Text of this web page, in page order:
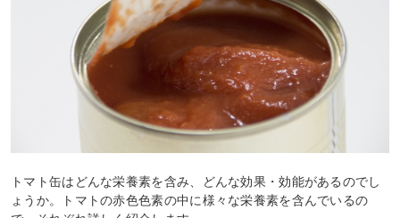
トマト缶はどんな栄養素を含み、どんな効果・効能があるのでし
ょうか。トマトの赤色色素の中に様々な栄養素を含んでいるの